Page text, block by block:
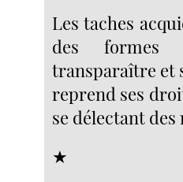
Les taches
des formes
transparaître et
reprend ses
se délectant
★